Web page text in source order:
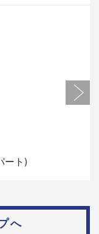
ート)
へ